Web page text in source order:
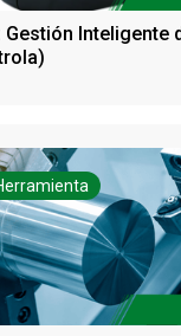
Gestión Inteligente